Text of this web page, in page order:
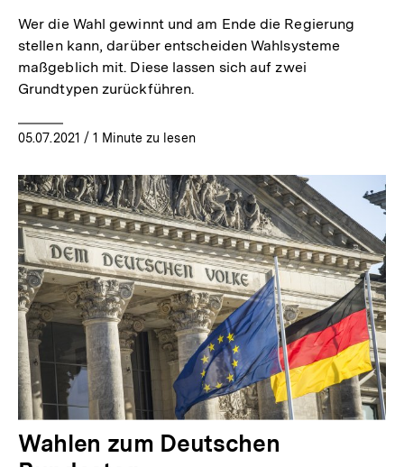
Wer die Wahl gewinnt und am Ende die Regierung
stellen kann, darüber entscheiden Wahlsysteme
maßgeblich mit. Diese lassen sich auf zwei
Grundtypen zurückführen.
05.07.2021 / 1 Minute zu lesen
Wahlen zum Deutschen